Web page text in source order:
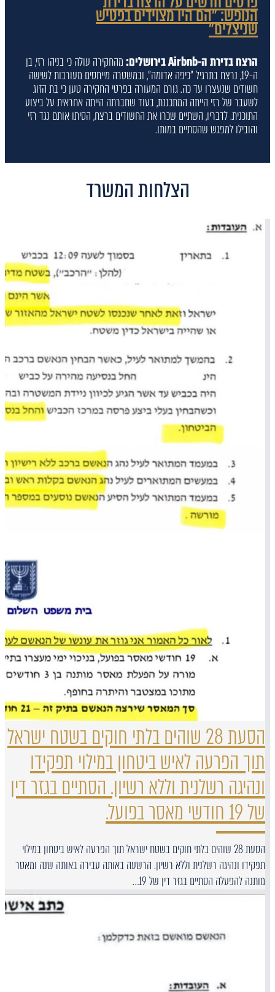
הנופש: "הם היו מצוידים בפטיש
שניצלים"
הרצח בדירת ה-Airbnb בירושלים:
מהחקירה עולה כי בניהו רזי, בן
ה-19, נרצח בתרגיל "כיפה אדומה", ובמשטרה מייחסים מעורבות לשישה
חשודים שנעצרו עד כה. גורם המעורה בפרטי החקירה טען כי בת הזוג
לשעבר של רזי הייתה המתכננת, בעוד שחברתה הייתה אחראית על ביצוע
התוכנית. לדבריו, השתיים שכרו את החשודים ברצח, הסיתו אותם נגד רזי
והובילו למפגש שהסתיים במותו.
הצלחות המשרד
הסעת 28 שוהים בלתי חוקים בשטח ישראל
תוך הפרעה לאיש ביטחון במילוי תפקידו
ונהיגה רשלנית וללא רשיון. הסתיים בגזר דין
של 19 חודשי מאסר בפועל.
הסעת 28 שוהים בלתי חוקים בשטח ישראל תוך הפרעה לאיש ביטחון במילוי
תפקידו ונהיגה רשלנית וללא רשיון. הרשעה באותה עבירה באותה שנה ומאסר
מותנה להפעלה הסתיים בגזר דין של 19…